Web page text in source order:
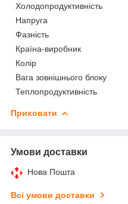
Холодопродуктивність
Напруга
Фазність
Країна-виробник
Колір
Вага зовнішнього блоку
Теплопродуктивність
Приховати
Умови доставки
Нова Пошта
Всі умови доставки